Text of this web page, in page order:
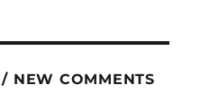
NEW COMMENTS